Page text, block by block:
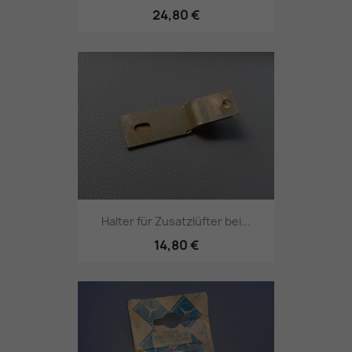
24,80 €
Halter für Zusatzlüfter bei...
14,80 €